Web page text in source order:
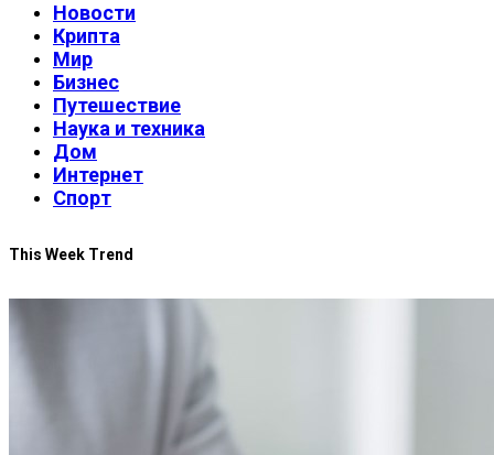
Новости
Крипта
Мир
Бизнес
Путешествие
Наука и техника
Дом
Интернет
Спорт
This Week Trend